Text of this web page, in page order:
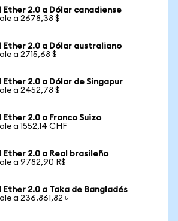
2.0 a Dólar canadiense
a 2678,38 $
Ether 2.0 a Dólar australiano
a 2715,68 $
2.0 a Dólar de Singapur
a 2452,78 $
2.0 a Franco Suizo
a 1552,14 CHF
2.0 a Real brasileño
a 9782,90 R$
2.0 a Taka de Bangladés
a 236.861,82 ৳